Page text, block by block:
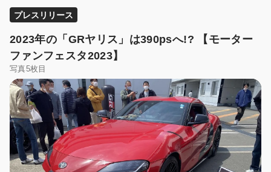
プレスリリース
2023年の「GRヤリス」は390psへ!? 【モーター
ファンフェスタ2023】
写真5枚目